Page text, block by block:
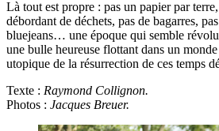
Là tout est propre : pas un papier par
débordant de déchets, pas de bagarres,
bluejeans… une époque qui semble
une bulle heureuse flottant dans un
utopique de la résurrection de ces temps
Texte : Raymond Collignon.
Photos : Jacques Breuer.